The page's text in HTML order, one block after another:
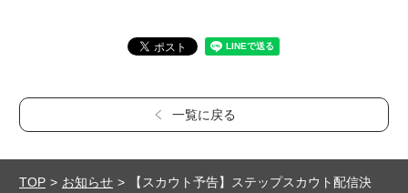
一覧に戻る
TOP お知らせ
【スカウト予告】ステップスカウト配信決